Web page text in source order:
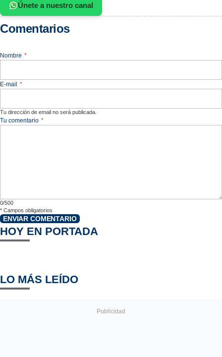
Únete a nuestro canal
Comentarios
Nombre *
E-mail *
Tu dirección de email no será publicada.
Tu comentario *
0/500
* Campos obligatorios
ENVIAR COMENTARIO
HOY EN PORTADA
LO MÁS LEÍDO